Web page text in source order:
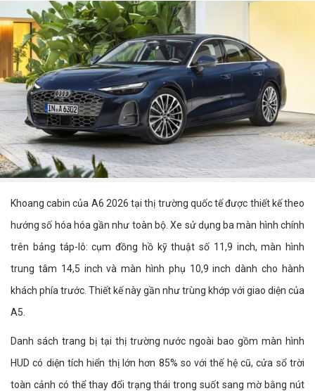
Khoang cabin của A6 2026 tại thị trường quốc tế được thiết kế theo
hướng số hóa hóa gần như toàn bộ. Xe sử dụng ba màn hình chính
trên bảng táp-lô: cụm đồng hồ kỹ thuật số 11,9 inch, màn hình
trung tâm 14,5 inch và màn hình phụ 10,9 inch dành cho hành
khách phía trước. Thiết kế này gần như trùng khớp với giao diện của
A5.
Danh sách trang bị tại thị trường nước ngoài bao gồm màn hình
HUD có diện tích hiển thị lớn hơn 85% so với thế hệ cũ, cửa sổ trời
toàn cảnh có thể thay đổi trạng thái trong suốt sang mờ bằng nút